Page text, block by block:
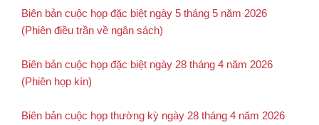
Biên bản cuộc họp đặc biệt ngày 5 tháng 5 năm 2026
(Phiên điều trần về ngân sách)
Biên bản cuộc họp đặc biệt ngày 28 tháng 4 năm 2026
(Phiên họp kín)
Biên bản cuộc họp thường kỳ ngày 28 tháng 4 năm 2026